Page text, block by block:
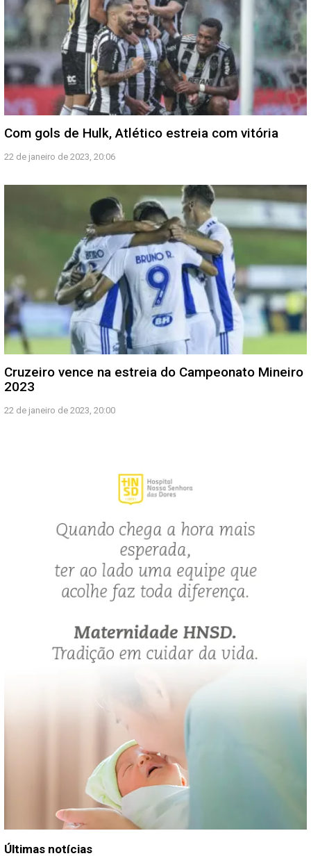
Com gols de Hulk, Atlético estreia com vitória
22 de janeiro de 2023, 20:06
Cruzeiro vence na estreia do Campeonato Mineiro
2023
22 de janeiro de 2023, 20:00
Últimas notícias